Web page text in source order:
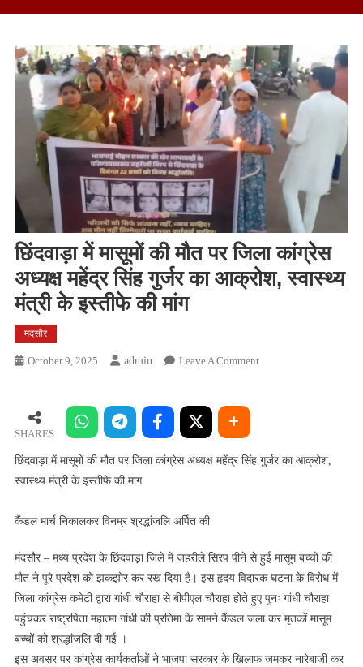
छिंदवाड़ा में मासूमों की मौत पर जिला कांग्रेस
अध्यक्ष महेंद्र सिंह गुर्जर का आक्रोश, स्वास्थ्य
मंत्री के इस्तीफे की मांग
मंदसौर
October 9, 2025 Admin Leave A CommentOn
मौत
सिंह
गुर्जर
का
आक्रोश,
मंत्री
SHARES
छिंदवाड़ा में मासूमों की मौत पर जिला कांग्रेस अध्यक्ष महेंद्र सिंह गुर्जर का आक्रोश,
स्वास्थ्य मंत्री के इस्तीफे की मांग
कैंडल मार्च निकालकर विनम्र श्रद्धांजलि अर्पित की
मंदसौर – मध्य प्रदेश के छिंदवाड़ा जिले में जहरीले सिरप पीने से हुई मासूम बच्चों की
मौत ने पूरे प्रदेश को झकझोर कर रख दिया है। इस हृदय विदारक घटना के विरोध में
जिला कांग्रेस कमेटी द्वारा गांधी चौराहा से बीपीएल चौराहा होते हुए पुनः गांधी चौराहा
पहुंचकर राष्ट्रपिता महात्मा गांधी की प्रतिमा के सामने कैंडल जला कर मृतकों मासूम
बच्चों को श्रद्धांजलि दी गई ।
इस अवसर पर कांग्रेस कार्यकर्ताओं ने भाजपा सरकार के खिलाफ जमकर नारेबाजी कर